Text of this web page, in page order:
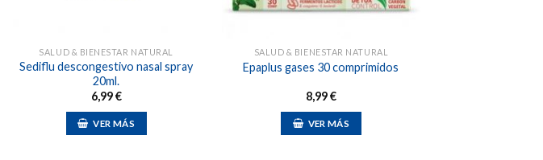
SALUD & BIENESTAR NATURAL
Sediflu descongestivo nasal spray
20ml.
6,99€
VER MÁS
SALUD & BIENESTAR NATURAL
Epaplus gases 30 comprimidos
8,99€
VER MÁS